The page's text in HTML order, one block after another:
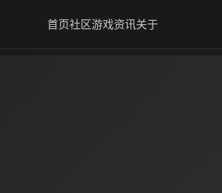
首页社区游戏资讯关于